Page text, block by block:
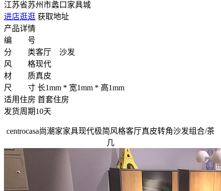
江苏省苏州市蠡口家具城
进店逛逛 获取地址
产品详情
编 号
分 类客厅 沙发
风 格现代
材 质真皮
尺 寸 长1mm * 宽1mm * 高1mm
适用住房 首套住房
发货周期10天
centrocasa尚潮家家具现代极简风格客厅真皮转角沙发组合/茶
几